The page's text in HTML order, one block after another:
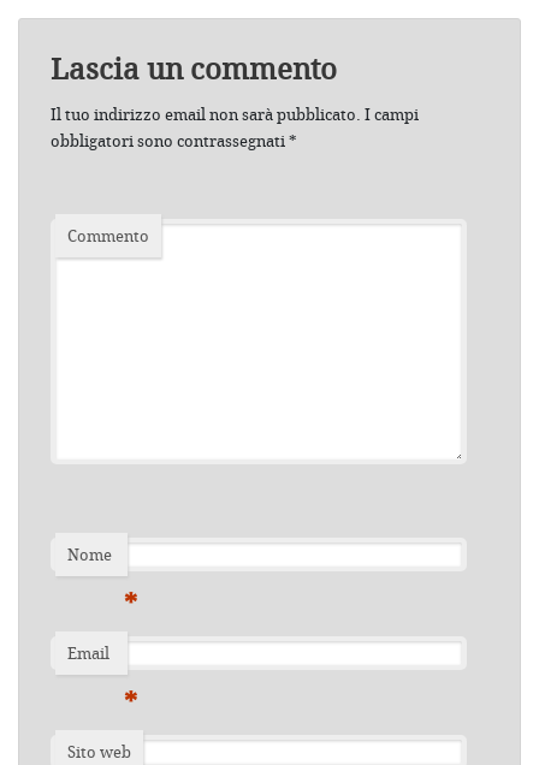
Lascia un commento
Il tuo indirizzo email non sarà pubblicato. I campi
obbligatori sono contrassegnati*
Commento
Nome
*
Email
*
Sito web